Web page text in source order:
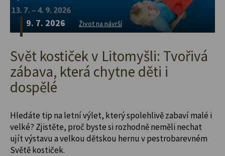
9. 7. 2026 Život na návrší
Svět kostiček v Litomyšli: Tvořivá
zábava, která chytne děti i
dospělé
Hledáte tip na letní výlet, který spolehlivě zabaví malé i
velké? Zjistěte, proč byste si rozhodně neměli nechat
ujít výstavu a velkou dětskou hernu v pestrobarevném
Světě kostiček.